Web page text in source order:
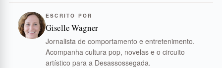
ESCRITO POR
Giselle Wagner
Jornalista de comportamento e entretenimento.
Acompanha cultura pop, novelas e o circuito
artístico para a Desassossegada.